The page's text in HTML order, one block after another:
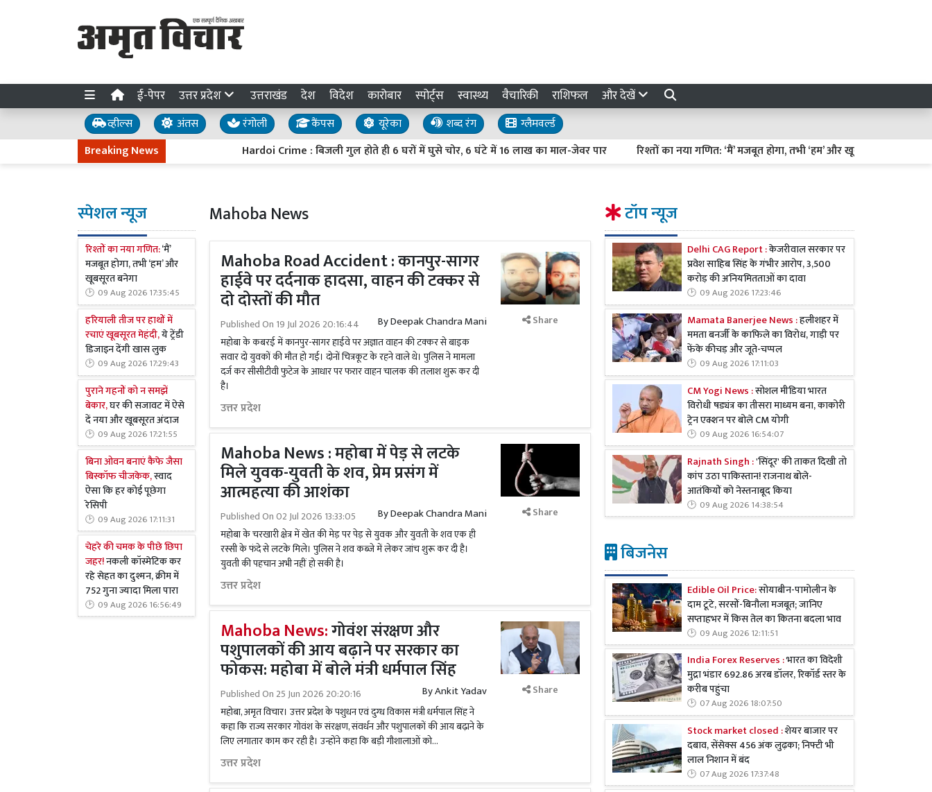
ई-पेपर उत्तर प्रदेश उत्तराखंड देश विदेश कारोबार स्पोर्ट्स स्वास्थ्य वैचारिकी राशिफल और देखें
व्हील्स अंतस रंगोली कैंपस यूरेका शब्द रंग
ग्लैमवर्ल्ड
Breaking News
Hardoi Crime : बिजली गुल होते ही 6 घरों में घुसे चोर, 6 घंटे में 16 लाख का माल-जेवर पार रिश्तों का नया गणित: ‘मैं’ मजबूत होगा, तभी ‘हम’ और खूबसूरत बनेगा
स्पेशल न्यूज
रिश्तों का नया गणित:‘मैं’
मजबूत होगा, तभी ‘हम’ और
खूबसूरत बनेगा
09 Aug 2026 17:35:45
हरियाली तीज पर हाथों में
रचाएं खूबसूरत मेहंदी,ये ट्रेंडी
डिजाइन देंगी खास लुक
09 Aug 2026 17:29:43
पुराने गहनों को न समझें
बेकार,घर की सजावट में ऐसे
दें नया और खूबसूरत अंदाज
09 Aug 2026 17:21:55
बिना ओवन बनाएं कैफे जैसा
बिस्कॉफ चीजकेक,स्वाद
ऐसा कि हर कोई पूछेगा
रेसिपी
09 Aug 2026 17:11:31
चेहरे की चमक के पीछे छिपा
जहर!नकली कॉस्मेटिक कर
रहे सेहत का दुश्मन, क्रीम में
752 गुना ज्यादा मिला पारा
09 Aug 2026 16:56:49
Mahoba News
Mahoba Road Accident : कानपुर-सागर
हाईवे पर दर्दनाक हादसा, वाहन की टक्कर से
दो दोस्तों की मौत
Published On 19 Jul 2026 20:16:44 ByDeepak Chandra Mani
महोबा के कबरई में कानपुर-सागर हाईवे पर अज्ञात वाहन की टक्कर से बाइक
सवार दो युवकों की मौत हो गई। दोनों चित्रकूट के रहने वाले थे। पुलिस ने मामला
दर्ज कर सीसीटीवी फुटेज के आधार पर फरार वाहन चालक की तलाश शुरू कर दी
है।
उत्तर प्रदेश
Share
Mahoba News : महोबा में पेड़ से लटके
मिले युवक-युवती के शव, प्रेम प्रसंग में
आत्महत्या की आशंका
Published On02 Jul 2026 13:33:05 ByDeepak Chandra Mani
महोबा के चरखारी क्षेत्र में खेत की मेड़ पर पेड़ से युवक और युवती के शव एक ही
रस्सी के फंदे से लटके मिले। पुलिस ने शव कब्जे में लेकर जांच शुरू कर दी है।
युवती की पहचान अभी नहीं हो सकी है।
उत्तर प्रदेश
Share
Mahoba News:गोवंश संरक्षण और
पशुपालकों की आय बढ़ाने पर सरकार का
फोकस: महोबा में बोले मंत्री धर्मपाल सिंह
Published On 25 Jun 2026 20:20:16 ByAnkit Yadav
महोबा, अमृत विचार। उत्तर प्रदेश के पशुधन एवं दुग्ध विकास मंत्री धर्मपाल सिंह ने
कहा कि राज्य सरकार गोवंश के संरक्षण, संवर्धन और पशुपालकों की आय बढ़ाने के
लिए लगातार काम कर रही है। उन्होंने कहा कि बड़ी गौशालाओं को...
उत्तर प्रदेश
Share
टॉप न्यूज
Delhi CAG Report :केजरीवाल सरकार पर
प्रवेश साहिब सिंह के गंभीर आरोप, 3,500
करोड़ की अनियमितताओं का दावा
09 Aug 2026 17:23:46
Mamata Banerjee News :हलीशहर में
ममता बनर्जी के काफिले का विरोध, गाड़ी पर
फेंके कीचड़ और जूते-चप्पल
09 Aug 2026 17:11:03
CM Yogi News :सोशल मीडिया भारत
विरोधी षड्यंत्र का तीसरा माध्यम बना, काकोरी
ट्रेन एक्शन पर बोले CM योगी
09 Aug 2026 16:54:07
Rajnath Singh :'सिंदूर' की ताकत दिखी तो
कांप उठा पाकिस्तान! राजनाथ बोले-
आतंकियों को नेस्तनाबूद किया
09 Aug 2026 14:38:54
बिजनेस
Edible Oil Price:सोयाबीन-पामोलीन के
दाम टूटे, सरसों-बिनौला मजबूत; जानिए
सप्ताहभर में किस तेल का कितना बदला भाव
09 Aug 2026 12:11:51
India Forex Reserves :भारत का विदेशी
मुद्रा भंडार 692.86 अरब डॉलर, रिकॉर्ड स्तर के
करीब पहुंचा
07 Aug 2026 18:07:50
Stock market closed :शेयर बाजार पर
दबाव, सेंसेक्स 456 अंक लुढ़का; निफ्टी भी
लाल निशान में बंद
07 Aug 2026 17:37:48